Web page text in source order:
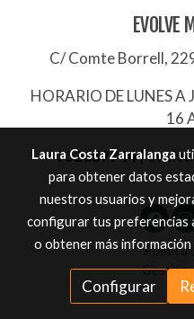
EVOLVE
C/ Comte Borrell,
HORARIO DE LUNES A
16
932657744|
Política
Gestión
Laura Costa Zarralanga
para obtener datos
nuestros usuarios y
configurar tus preferencias
o obtener más
Configurar